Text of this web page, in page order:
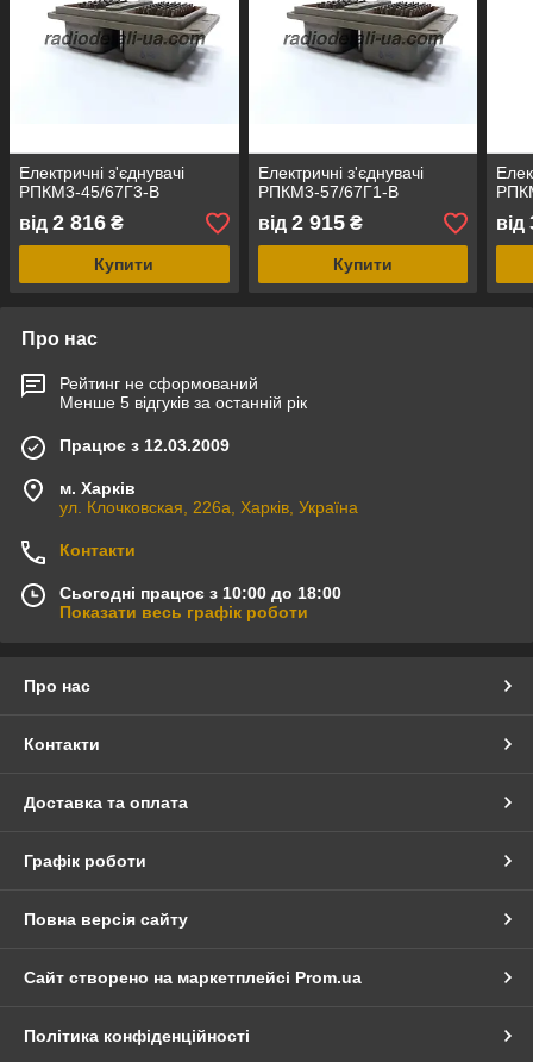
Електричні з'єднувачі
РПКМ3-45/67Г3-В
від 2 816 ₴
Купити
Електричні з'єднувачі
РПКМ3-57/67Г1-В
від 2 915₴
Купити
від
Про нас
Рейтинг не сформований
Менше 5 відгуків за останній рік
Працює з 12.03.2009
м. Харків
ул. Клочковская, 226а, Харків, Україна
Контакти
Сьогодні працює з 10:00 до 18:00
Показати весь графік роботи
Про нас
Контакти
Доставка та оплата
Графік роботи
Повна версія сайту
Сайт створено на маркетплейсі Prom.ua
Політика конфіденційності